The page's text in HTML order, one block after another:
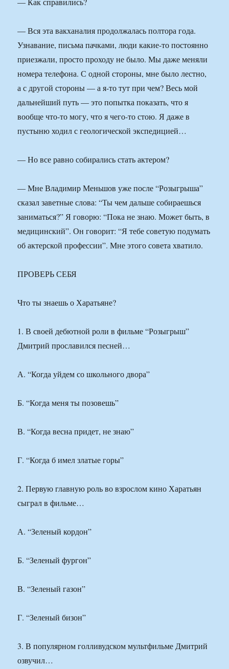
— Вся эта вакханалия продолжалась полтора года.
Узнавание, письма пачками, люди какие-то постоянно
приезжали, просто проходу не было. Мы даже меняли
номера телефона. С одной стороны, мне было лестно,
а с другой стороны — а я-то тут при чем? Весь мой
дальнейший путь — это попытка показать, что я
вообще что-то могу, что я чего-то стою. Я даже в
пустыню ходил с геологической экспедицией…
— Но все равно собирались стать актером?
— Мне Владимир Меньшов уже после “Розыгрыша”
сказал заветные слова: “Ты чем дальше собираешься
заниматься?” Я говорю: “Пока не знаю. Может быть, в
медицинский”. Он говорит: “Я тебе советую подумать
об актерской профессии”. Мне этого совета хватило.
ПРОВЕРЬ СЕБЯ
Что ты знаешь о Харатьяне?
1. В своей дебютной роли в фильме “Розыгрыш”
Дмитрий прославился песней…
А. “Когда уйдем со школьного двора”
Б. “Когда меня ты позовешь”
В. “Когда весна придет, не знаю”
Г. “Когда б имел златые горы”
2. Первую главную роль во взрослом кино Харатьян
сыграл в фильме…
А. “Зеленый кордон”
Б. “Зеленый фургон”
В. “Зеленый газон”
Г. “Зеленый бизон”
3. В популярном голливудском мультфильме Дмитрий
озвучил…